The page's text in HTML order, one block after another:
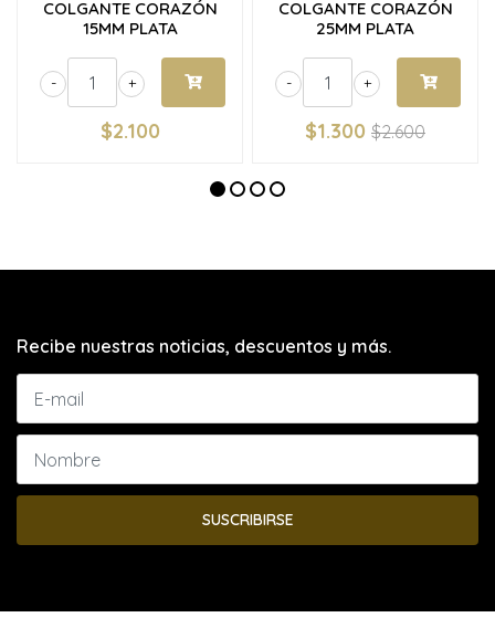
COLGANTE CORAZÓN
15MM PLATA
+
-
$2.100
COLGANTE CORAZÓN
25MM PLATA
+
-
$1.300 $2.600
Recibe nuestras noticias, descuentos y más.
SUSCRIBIRSE